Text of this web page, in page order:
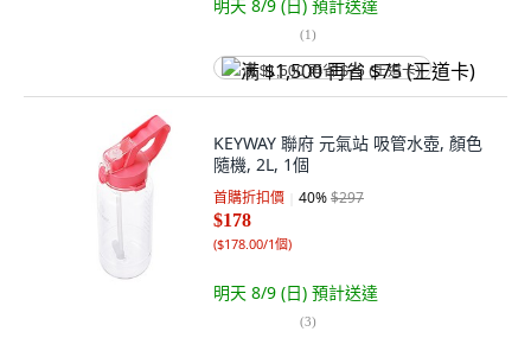
明天 8/9 (日) 預計送達
(1)
满 $1,500 再省 $75 (王道卡)
KEYWAY 聯府 元氣站 吸管水壺, 顏色
隨機, 2L, 1個
首購折扣價 40%$297
$178
($178.00/1個)
明天 8/9 (日) 預計送達
(3)